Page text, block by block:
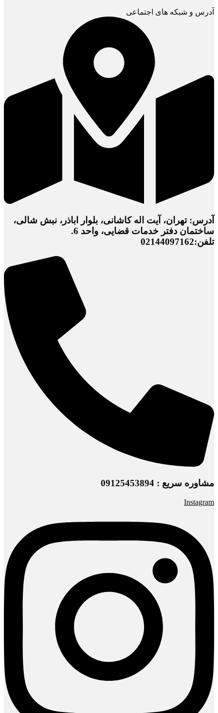
آدرس و شبکه های اجتماعی
آدرس: تهران، آیت اله کاشانی، بلوار اباذر، نبش شالی،
ساختمان دفتر خدمات قضایی، واحد 6.
تلفن:02144097162
مشاوره سریع : 09125453894
Instagram